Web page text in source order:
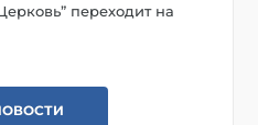
переходит на